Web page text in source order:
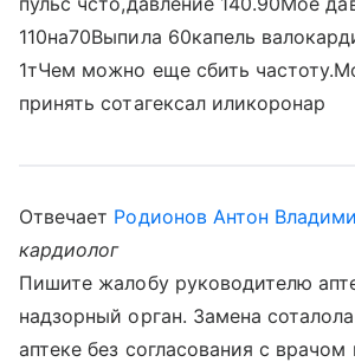
110на70Выпила 60капель
1тЧем можно еще сбить
принять сотагексал иликоронар
Отвечает Родионов Антон
кардиолог
Пишите жалобу руководителю
надзорный орган. Замена
аптеке без согласования с